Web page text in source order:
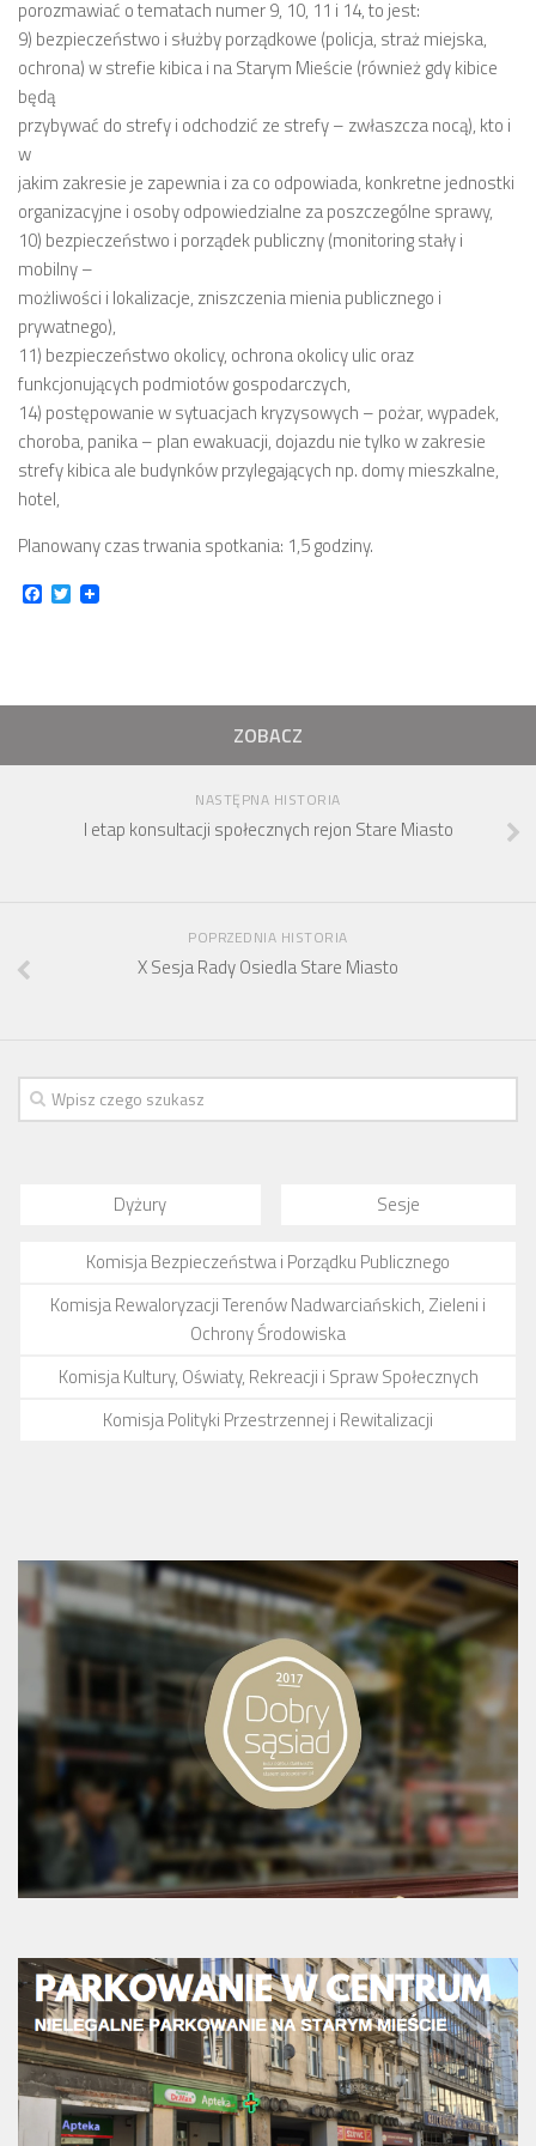
Zarząd
Prezydium
Komisje i koordynatorzy
Sesje
Biuletyn
numer 6(16)/2022
numer 4-5(14-15)/2021
numer 2-3(12-13)/2020
numer 1(11)/2020
numer 2-3(10)/2019
numer 1-2(9)/2019
numer 2(7)/2017
numer 1(6)/2017
Dokumenty
Uchwały Rady Osiedla
Budżet 2013
Budżet 2014
Budżet 2016
Inicjatywy osiedlowe
Kodeks Dobrych Praktyk
Plany zagospodarowania
Strefa Tempo 30
Strefa Tempo 30 – Opinia Rady Osiedla
Strefa Tempo 30 – etap II i III
Strefa Tempo 30 – etap IV
Nowa organizacja ruchu – ul. Św. Marcin, Ratajczaka, Al.
Marcinkowskiego (Tempo 30)
Archiwum konsultacji
Galeria
porozmawiać o tematach numer 9, 10, 11 i 14, to jest:
9) bezpieczeństwo i służby porządkowe (policja, straż miejska,
ochrona) w strefie kibica i na Starym Mieście (również gdy kibice
będą
przybywać do strefy i odchodzić ze strefy – zwłaszcza nocą), kto i
w
jakim zakresie je zapewnia i za co odpowiada, konkretne jednostki
organizacyjne i osoby odpowiedzialne za poszczególne sprawy,
10) bezpieczeństwo i porządek publiczny (monitoring stały i
mobilny –
możliwości i lokalizacje, zniszczenia mienia publicznego i
prywatnego),
11) bezpieczeństwo okolicy, ochrona okolicy ulic oraz
funkcjonujących podmiotów gospodarczych,
14) postępowanie w sytuacjach kryzysowych – pożar, wypadek,
choroba, panika – plan ewakuacji, dojazdu nie tylko w zakresie
strefy kibica ale budynków przylegających np. domy mieszkalne,
hotel,
Planowany czas trwania spotkania: 1,5 godziny.
Facebook
Twitter
ZOBACZ
NASTĘPNA HISTORIA
I etap konsultacji społecznych rejon Stare Miasto
POPRZEDNIA HISTORIA
X Sesja Rady Osiedla Stare Miasto
Dyżury Sesje
Komisja Bezpieczeństwa i Porządku Publicznego
Komisja Rewaloryzacji Terenów Nadwarciańskich, Zieleni i
Ochrony Środowiska
Komisja Kultury, Oświaty, Rekreacji i Spraw Społecznych
Komisja Polityki Przestrzennej i Rewitalizacji